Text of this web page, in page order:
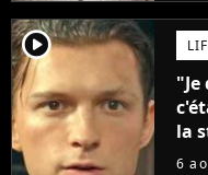
player2
la
6